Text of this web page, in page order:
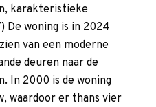
karakteristieke
De woning is in 2024
van een moderne
deuren naar de
In 2000 is de woning
waardoor er thans vier